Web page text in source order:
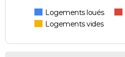
Logements loués
Logements vides